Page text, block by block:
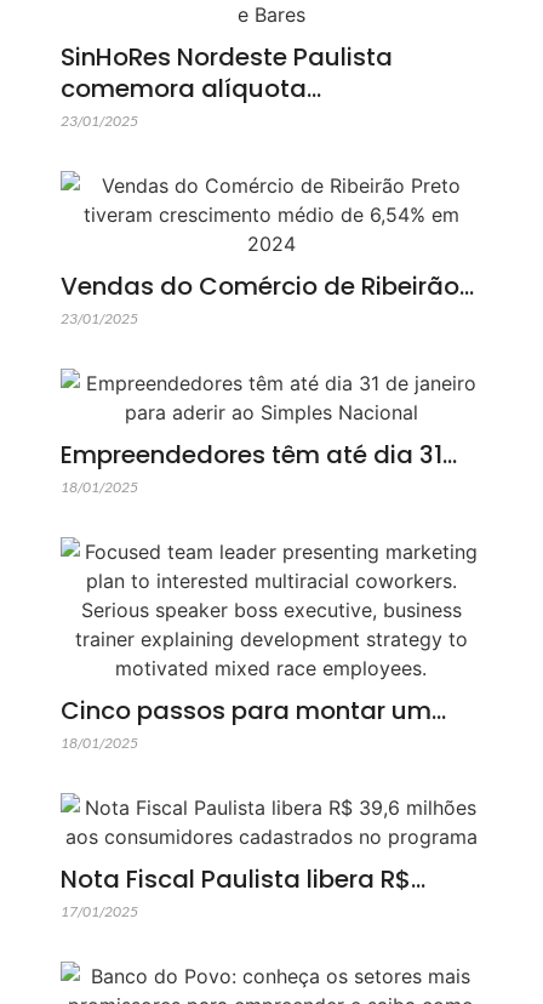
SinHoRes Nordeste Paulista
comemora alíquota…
23/01/2025
Vendas do Comércio de Ribeirão…
23/01/2025
Empreendedores têm até dia 31…
18/01/2025
Cinco passos para montar um…
18/01/2025
Nota Fiscal Paulista libera R$…
17/01/2025